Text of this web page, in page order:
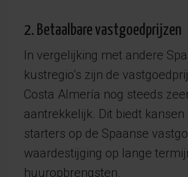
2. Betaalbare vastgoedprijzen
In vergelijking met andere
kustregio’s zijn de
Costa Almería nog steeds
aantrekkelijk. Dit biedt kansen
starters op de Spaanse
waardestijging op lange
huuropbrengsten.